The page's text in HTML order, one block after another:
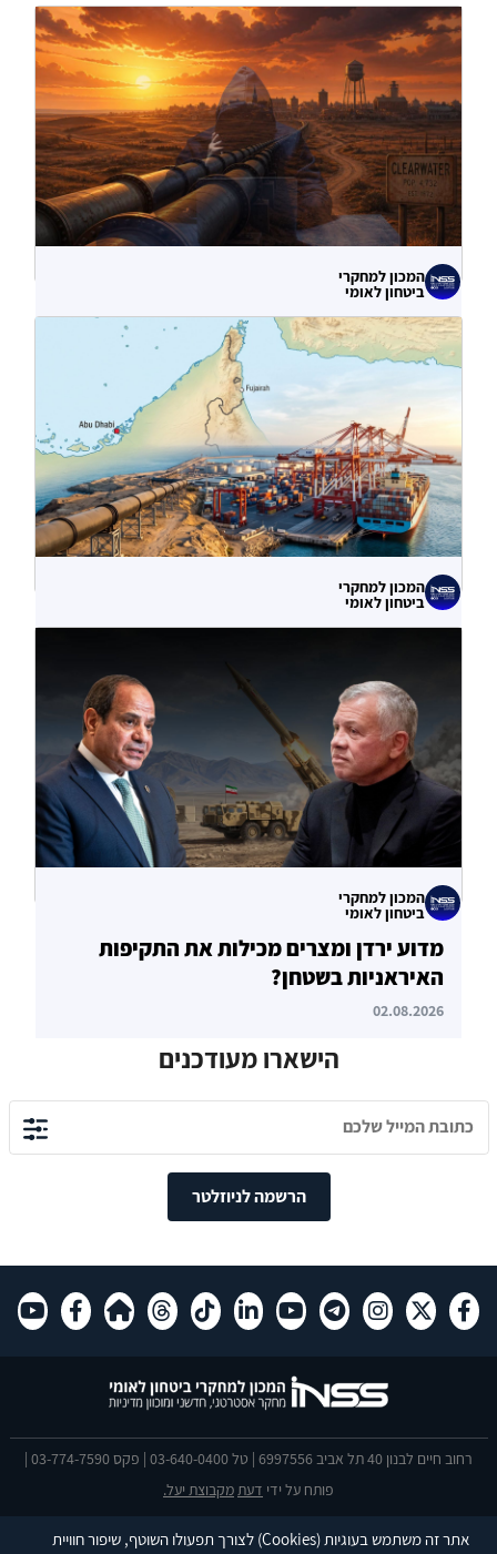
אתר זה משתמש בעוגיות(Cookies) לצורך תפעולו השוטף, שיפור חוויית
המכון למחקרי
ביטחון לאומי
לא רק הנזק המיידי: מה מלמדות תקיפות
הסייבר נגד תשתיות המים בארצות הברית?
המכון למחקרי
ביטחון לאומי
עוקף הורמוז? ההימור האסטרטגי הבעייתי
04.08.2026
המכון למחקרי
ביטחון לאומי
מדוע ירדן ומצרים מכילות את התקיפות
האיראניות בשטחן?
02.08.2026
הישארו מעודכנים
הרשמה לניוזלטר
רחוב חיים לבנון 40 תל אביב 6997556 | טל 03-640-0400 | פקס 03-774-7590 |
פותח על ידי דעתמקבוצת יעל.